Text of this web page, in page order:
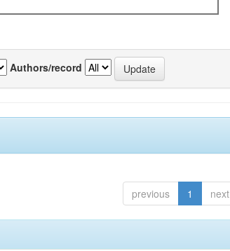
Authors/record
previous 1 next